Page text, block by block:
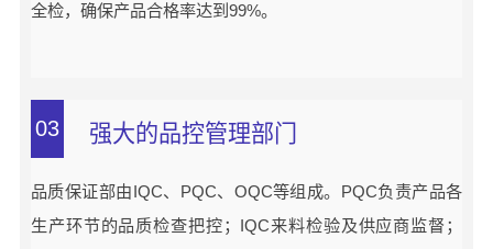
全检，确保产品合格率达到99%。
03 强大的品控管理部门
品质保证部由IQC、PQC、OQC等组成。PQC负责产品各
生产环节的品质检查把控；IQC来料检验及供应商监督；